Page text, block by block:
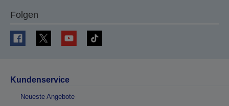
Folgen
Kundenservice
Neueste Angebote